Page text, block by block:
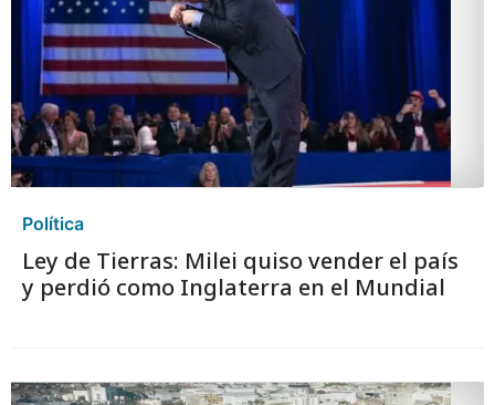
Política
Ley de Tierras: Milei quiso vender el país
y perdió como Inglaterra en el Mundial